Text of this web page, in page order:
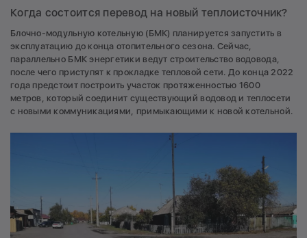
Когда состоится перевод на новый теплоисточник?
Блочно-модульную котельную (БМК) планируется запустить в
эксплуатацию до конца отопительного сезона. Сейчас,
параллельно БМК энергетики ведут строительство водовода,
после чего приступят к прокладке тепловой сети. До конца 2022
года предстоит построить участок протяженностью 1600
метров, который соединит существующий водовод и теплосети
с новыми коммуникациями, примыкающими к новой котельной.